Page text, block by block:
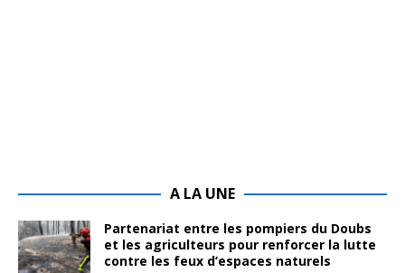
A LA UNE
Partenariat entre les pompiers du Doubs
et les agriculteurs pour renforcer la lutte
contre les feux d’espaces naturels